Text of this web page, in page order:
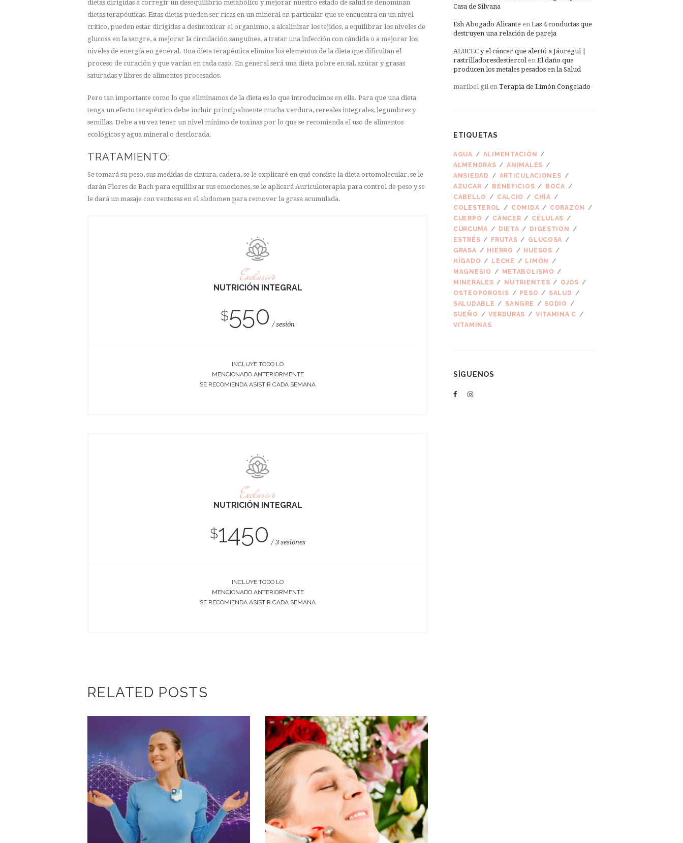
dietas dirigidas a corregir un desequilibrio metabólico y mejorar nuestro estado de salud se denominan
dietas terapéuticas. Estas dietas pueden ser ricas en un mineral en particular que se encuentra en un nivel
crítico, pueden estar dirigidas a desintoxicar el organismo, a alcalinizar los tejidos, a equilibrar los niveles de
glucosa en la sangre, a mejorar la circulación sanguínea, a tratar una infección con cándida o a mejorar los
niveles de energía en general. Una dieta terapéutica elimina los elementos de la dieta que dificultan el
proceso de curación y que varían en cada caso. En general será una dieta pobre en sal, azúcar y grasas
saturadas y libres de alimentos procesados.
Pero tan importante como lo que eliminamos de la dieta es lo que introducimos en ella. Para que una dieta
tenga un efecto terapéutico debe incluir principalmente mucha verdura, cereales integrales, legumbres y
semillas. Debe a su vez tener un nivel mínimo de toxinas por lo que se recomienda el uso de alimentos
ecológicos y agua mineral o desclorada.
TRATAMIENTO:
Se tomará su peso, sus medidas de cintura, cadera, se le explicaré en qué consiste la dieta ortomolecular, se le
darán Flores de Bach para equilibrar sus emociones, se le aplicará Auriculoterapia para control de peso y se
le dará un masaje con ventosas en el abdomen para remover la grasa acumulada.
Exclusivo
NUTRICIÓN INTEGRAL
$550 sesión
INCLUYE TODO LO
MENCIONADO ANTERIORMENTE
SE RECOMIENDA ASISTIR CADA SEMANA
Exclusivo
NUTRICIÓN INTEGRAL
$1450 3 sesiones
INCLUYE TODO LO
MENCIONADO ANTERIORMENTE
SE RECOMIENDA ASISTIR CADA SEMANA
RELATED POSTS
Casa de Silvana
Esh Abogado Alicante en Las 4 conductas que
destruyen una relación de pareja
ALUCEC y el cáncer que alertó a Jáuregui |
rastrilladoresdestiercol en El daño que
producen los metales pesados en la Salud
maribel gilen Terapia de Limón Congelado
ETIQUETAS
AGUA
ALIMENTACIÓN
ALMENDRAS
ANIMALES
ANSIEDAD
ARTICULACIONES
AZUCAR
BENEFICIOS
BOCA
CABELLO
CALCIO
CHÍA
COLESTEROL
COMIDA
CORAZÓN
CUERPO
CÁNCER
CÉLULAS
CÚRCUMA
DIETA
DIGESTION
ESTRÉS
FRUTAS
GLUCOSA
GRASA
HIERRO
HUESOS
HÍGADO
LECHE
LIMÓN
MAGNESIO
METABOLISMO
MINERALES
NUTRIENTES
OJOS
OSTEOPOROSIS
PESO
SALUD
SALUDABLE
SANGRE
SODIO
SUEÑO
VERDURAS
VITAMINA C
VITAMINAS
SÍGUENOS